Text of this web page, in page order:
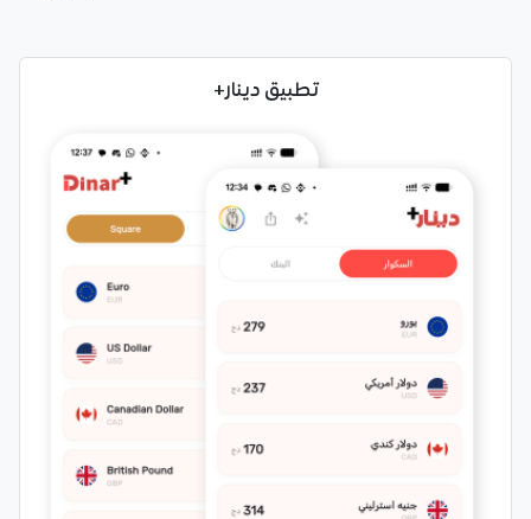
تطبيق دينار+